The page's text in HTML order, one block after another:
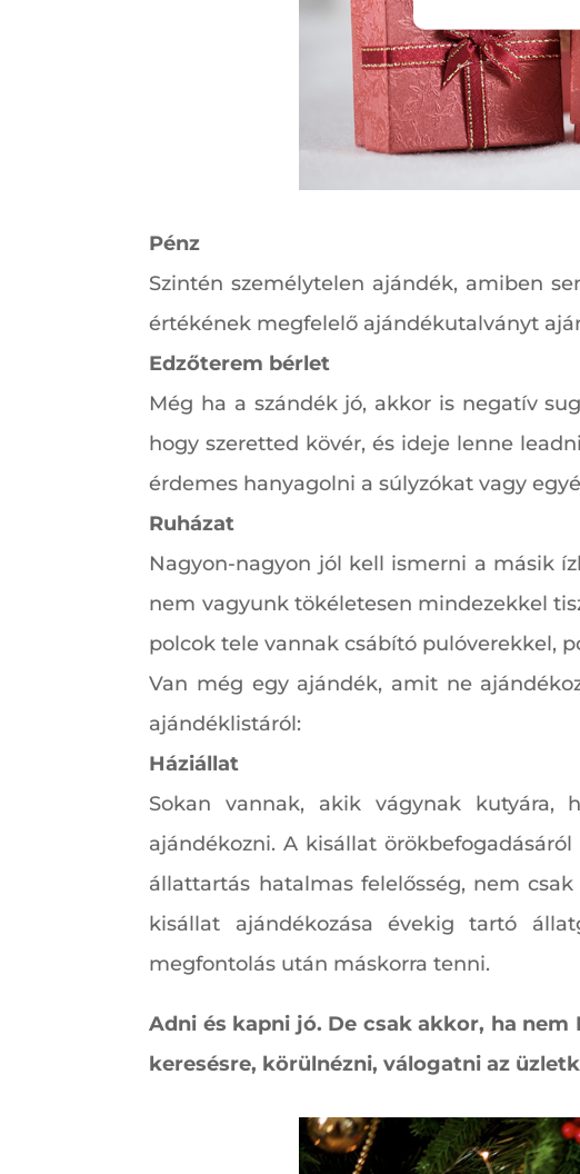
Pénz
Szintén személytelen ajándék, amiben
értékének megfelelő ajándékutalványt
Edzőterem bérlet
Még ha a szándék jó, akkor is negatív
hogy szeretted kövér, és ideje lenne
érdemes hanyagolni a súlyzókat vagy
Ruházat
Nagyon-nagyon jól kell ismerni a másik
nem vagyunk tökéletesen mindezekkel
polcok tele vannak csábító pulóverekkel,
Van még egy ajándék, amit ne
ajándéklistáról:
Háziállat
Sokan vannak, akik vágynak kutyára,
ajándékozni. A kisállat
állattartás hatalmas felelősség, nem
kisállat ajándékozása évekig tartó
megfontolás után máskorra tenni.
Adni és kapni jó. De csak akkor, ha
keresésre, körülnézni, válogatni az